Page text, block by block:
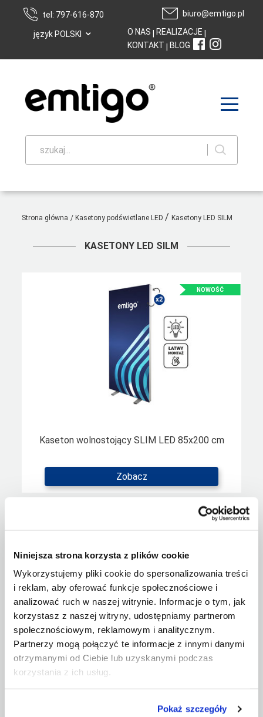
Niniejsza strona korzysta z plików cookie
Wykorzystujemy pliki cookie do spersonalizowania treści
i reklam, aby oferować funkcje społecznościowe i
analizować ruch w naszej witrynie. Informacje o tym, jak
korzystasz z naszej witryny, udostępniamy partnerom
społecznościowym, reklamowym i analitycznym.
Partnerzy mogą połączyć te informacje z innymi danymi
otrzymanymi od Ciebie lub uzyskanymi podczas
korzystania z ich usług.
Pokaż szczegóły
tel: 797-616-870 biuro@emtigo.pl
język POLSKI ⌄ O NAS REALIZACJE
KONTAKT |BLOG
szukaj...
Strona główna / Kasetony podświetlane LED/Kasetony LED SILM
KASETONY LED SILM
Kaseton wolnostojący SLIM LED 85x200 cm
Zobacz
Kaseton wolnostojący SLIM LED 100x200 cm